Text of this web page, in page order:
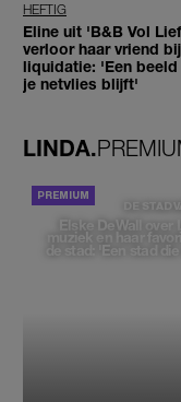
HEFTIG
Eline uit 'B&B Vol
verloor haar vriend bij
liquidatie: 'Een
je netvlies blijft'
LINDA.
DE STAD
Elske DeWall over
muziek en haar
de stad: 'Een stad